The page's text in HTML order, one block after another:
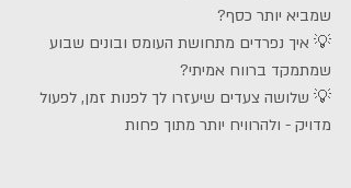
שמביא יותר כסף?
💡 איך נפרדים מתחושת העומס ובונים שבוע
שמתמקד ברווח אמיתי?
💡 שלושה צעדים שיעזרו לך לפנות זמן, לפעול
מדויק - ולהרוויח יותר מתוך פחות